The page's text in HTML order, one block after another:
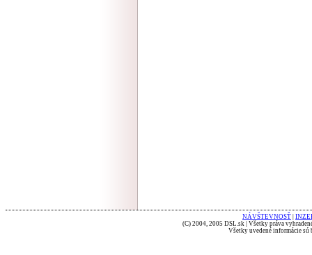
NÁVŠTEVNOSŤ
(C) 2004, 2005 DSL.sk | Všetky práva
Všetky uvedené informácie sú